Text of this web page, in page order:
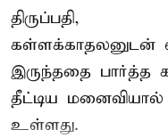
திருப்பதி,
கள்ளக்காதலனுடன்
இருந்ததை
தீட்டிய மனைவியால்
உள்ளது.